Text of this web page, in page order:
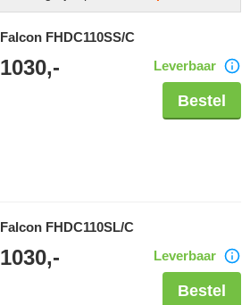
Falcon FHDC110SS/C
1030,- Leverbaar
Bestel
Falcon FHDC110SL/C
1030,- Leverbaar
Bestel